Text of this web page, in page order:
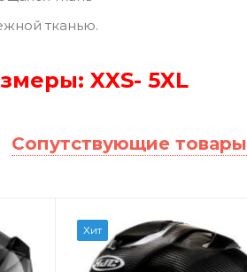
тканью.
XXS- 5XL
Сопутствующие товары
Хит